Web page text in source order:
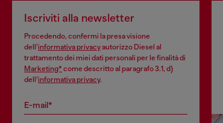
Iscriviti alla newsletter
Procedendo, confermi la presa visione
dell’informativa privacyautorizzo Diesel al
trattamento dei miei dati personali per le finalità di
Marketing* come descritto al paragrafo 3.1, d)
dell’informativa privacy.
E-mail*